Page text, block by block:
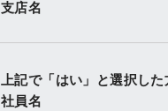
支店名
上記で「はい」と選択した
社員名